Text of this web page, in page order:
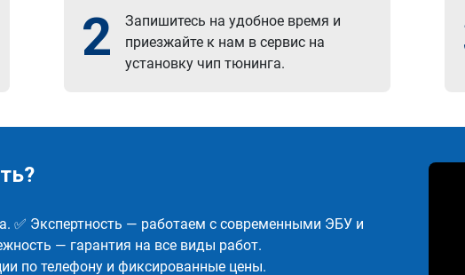
2
Запишитесь на удобное время и
приезжайте к нам в сервис на
установку чип тюнинга.
✅ Экспертность — работаем с современными ЭБУ и
— гарантия на все виды работ.
по телефону и фиксированные цены.